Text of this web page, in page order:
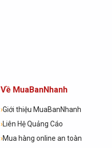
Về MuaBanNhanh
›Giới thiệu MuaBanNhanh
›Liên Hệ Quảng Cáo
›Mua hàng online an toàn